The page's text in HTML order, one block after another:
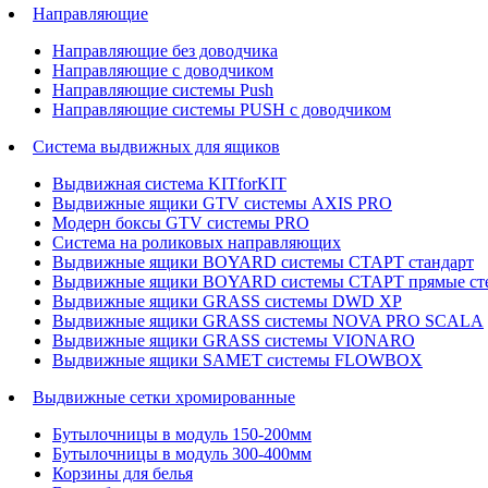
Направляющие
Направляющие без доводчика
Направляющие с доводчиком
Направляющие системы Push
Направляющие системы PUSH с доводчиком
Система выдвижных для ящиков
Выдвижная система KITforKIT
Выдвижные ящики GTV системы AXIS PRO
Модерн боксы GTV системы PRO
Система на роликовых направляющих
Выдвижные ящики BOYARD системы СТАРТ стандарт
Выдвижные ящики BOYARD системы СТАРТ прямые
Выдвижные ящики GRASS системы DWD XP
Выдвижные ящики GRASS системы NOVA PRO SCALA
Выдвижные ящики GRASS системы VIONARO
Выдвижные ящики SAMET системы FLOWBOX
Выдвижные сетки хромированные
Бутылочницы в модуль 150-200мм
Бутылочницы в модуль 300-400мм
Корзины для белья